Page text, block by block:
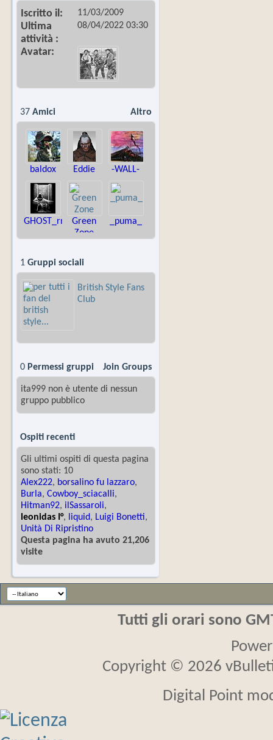
Iscritto il 11/03/2009
Ultima
attività
08/04/2022 03:30
Avatar
Altro
37 Amici
baldox Eddie -WALL-
GHOST_rn
Green
Zone
_puma_
1 Gruppi sociali
British Style Fans
Club
Join Groups
0 Permessi gruppi
ita999 non è utente di nessun
gruppo pubblico
Ospiti recenti
Gli ultimi ospiti di questa pagina
sono stati: 10
Alex222, borsalino fu lazzaro,
Burla, Cowboy_sciacalli,
Hitman92, ilSassaroli,
leonidas I°, liquid, Luigi Bonetti,
Unità Di Ripristino
Questa pagina ha avuto 21,206
visite
Tutti gli orari sono
Copyright © 2026
Digital Point